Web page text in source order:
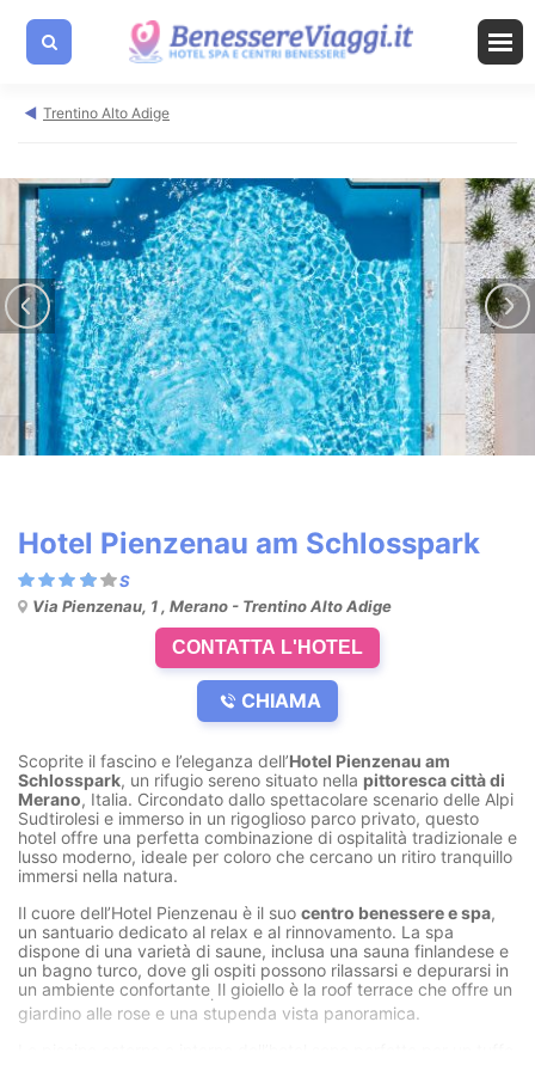
Trentino Alto Adige
Hotel Pienzenau am Schlosspark
Via Pienzenau, 1 , Merano - Trentino Alto Adige
CONTATTA L'HOTEL
CHIAMA
Scoprite il fascino e l’eleganza dell’Hotel Pienzenau am
Schlosspark, un rifugio sereno situato nella pittoresca città di
Merano, Italia. Circondato dallo spettacolare scenario delle Alpi
Sudtirolesi e immerso in un rigoglioso parco privato, questo
hotel offre una perfetta combinazione di ospitalità tradizionale e
lusso moderno, ideale per coloro che cercano un ritiro tranquillo
immersi nella natura.
Il cuore dell’Hotel Pienzenau è il suo centro benessere e spa,
un santuario dedicato al relax e al rinnovamento. La spa
dispone di una varietà di saune, inclusa una sauna finlandese e
un bagno turco, dove gli ospiti possono rilassarsi e depurarsi in
un ambiente confortante. Il gioiello è la roof terrace che offre un
giardino alle rose e una stupenda vista panoramica.